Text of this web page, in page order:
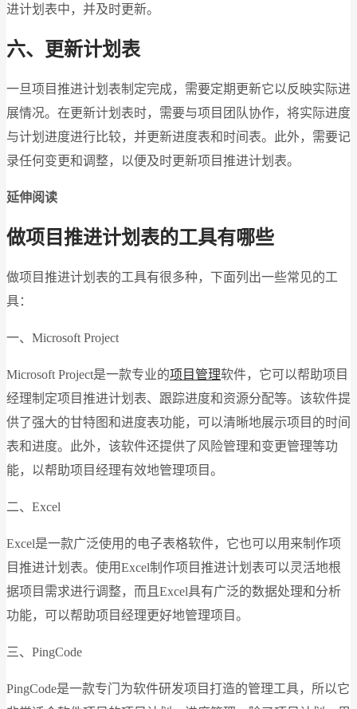
进计划表中，并及时更新。
六、更新计划表
一旦项目推进计划表制定完成，需要定期更新它以反映实际进
展情况。在更新计划表时，需要与项目团队协作，将实际进度
与计划进度进行比较，并更新进度表和时间表。此外，需要记
录任何变更和调整，以便及时更新项目推进计划表。
延伸阅读
做项目推进计划表的工具有哪些
做项目推进计划表的工具有很多种，下面列出一些常见的工
具：
一、Microsoft Project
Microsoft Project是一款专业的项目管理软件，它可以帮助项目
经理制定项目推进计划表、跟踪进度和资源分配等。该软件提
供了强大的甘特图和进度表功能，可以清晰地展示项目的时间
表和进度。此外，该软件还提供了风险管理和变更管理等功
能，以帮助项目经理有效地管理项目。
二、Excel
Excel是一款广泛使用的电子表格软件，它也可以用来制作项
目推进计划表。使用Excel制作项目推进计划表可以灵活地根
据项目需求进行调整，而且Excel具有广泛的数据处理和分析
功能，可以帮助项目经理更好地管理项目。
三、PingCode
PingCode是一款专门为软件研发项目打造的管理工具，所以它